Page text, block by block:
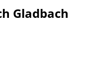
Gladbach